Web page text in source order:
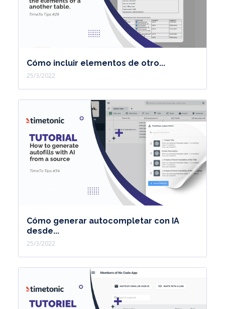
Cómo incluir elementos de otro...
25/3/2022
Cómo generar autocompletar con IA
desde...
25/3/2022